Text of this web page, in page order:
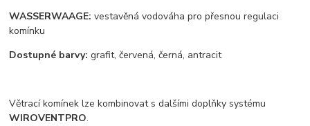
WASSERWAAGE: vestavěná vodováha pro přesnou regulaci
komínku
Dostupné barvy: grafit, červená, černá, antracit
Větrací komínek lze kombinovat s dalšími doplňky systému
WIROVENTPRO.